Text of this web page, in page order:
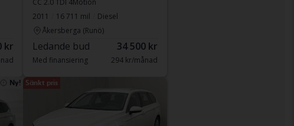
kr
CC 2.0 TDI 4Motion
2011
16 711 mil
Diesel
Åkersberga (Runö)
Ledande bud 34 500 kr
Med finansiering 294 kr/månad
Ny! Sänkt pris